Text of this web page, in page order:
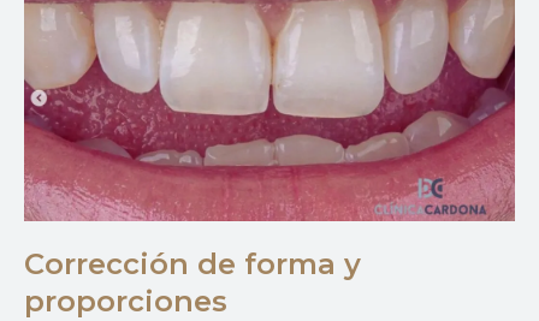
Corrección de forma y
proporciones